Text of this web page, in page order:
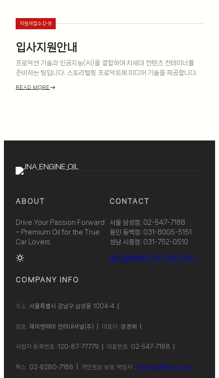
지원서접수 D-8
입사지원안내
프로덕션 기술과 인공지능(AI)을 결합하여 차세대 컨텐츠 컨테이너를
준비하는 팀입니다. 스토리텔링 프로덕트에 미디어 기술을 제공합니다.
READ MORE east
ABOUT
Drive Your Passion Forward
– Premium Oil for the True
Car Lovers
wb_sunny
CONTACT
서울 삼성점: 02-547-7188
용인 동백점: 031-8005-5151
성남 시흥점: 031-752-0510
수원 호매실점: 031-295-0510
COMPANY INFO
주소 :서울특별시 강남구 삼성동 1004-4
상호 :제이앤에이 인터내셔널(주) 대표자 :정경애
사업자 등록번호 :120-87-77779 대표번호 :02-547-7188
팩스 :02-6280-7186 개인정보 보호 책임자 :manage@jnaoil.com